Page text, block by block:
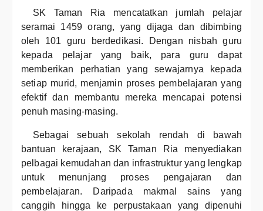
SK Taman Ria mencatatkan jumlah pelajar
seramai 1459 orang, yang dijaga dan dibimbing
oleh 101 guru berdedikasi. Dengan nisbah guru
kepada pelajar yang baik, para guru dapat
memberikan perhatian yang sewajarnya kepada
setiap murid, menjamin proses pembelajaran yang
efektif dan membantu mereka mencapai potensi
penuh masing-masing.
Sebagai sebuah sekolah rendah di bawah
bantuan kerajaan, SK Taman Ria menyediakan
pelbagai kemudahan dan infrastruktur yang lengkap
untuk menunjang proses pengajaran dan
pembelajaran. Daripada makmal sains yang
canggih hingga ke perpustakaan yang dipenuhi